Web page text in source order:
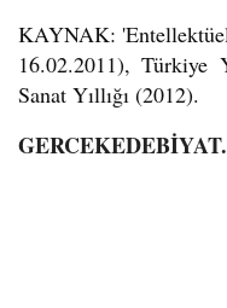
KAYNAK:
16.02.2011),
Sanat Yıllığı (2012).